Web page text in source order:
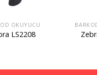
OKUYUCU
LS2208